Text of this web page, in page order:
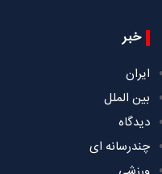
خبر
ایران
بین الملل
دیدگاه
چندرسانه ای